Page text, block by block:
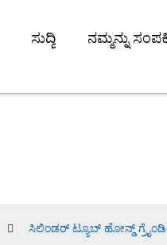
ಸುದ್ದಿ ನಮ್ಮನ್ನು
ಸಿಲಿಂಡರ್ ಟ್ಯೂಬ್ ಹೋನ್ಡ್